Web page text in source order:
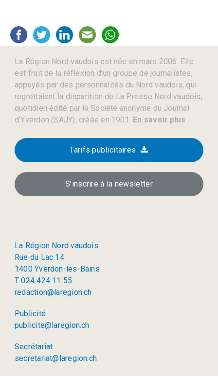
La Région Nord vaudois est née en mars 2006. Elle
est fruit de la réflexion d’un groupe de journalistes,
appuyés par des personnalités du Nord vaudois, qui
regrettaient la disparition de La Presse Nord vaudois,
quotidien édité par la Société anonyme du Journal
d’Yverdon (SAJY), créée en 1901. En savoir plus
Tarifs publicitaires
S’inscrire à la newsletter
La Région Nord vaudois
Rue du Lac 14
1400 Yverdon-les-Bains
T 024 424 11 55
redaction@laregion.ch
Publicité
publicite@laregion.ch
Secrétariat
secretariat@laregion.ch